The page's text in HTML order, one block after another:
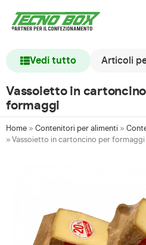
Vedi tutto Articoli
Vassoietto in
formaggi
Home » Contenitori per alimenti »
» Vassoietto in cartoncino per formaggi